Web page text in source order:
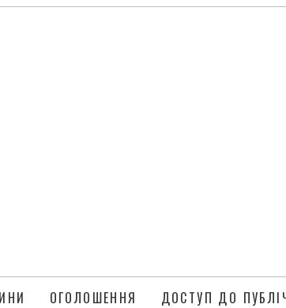
ОГОЛОШЕННЯ ДОСТУП ДО